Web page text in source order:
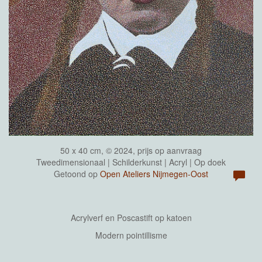
50 x 40 cm, © 2024, prijs op aanvraag
Tweedimensionaal | Schilderkunst | Acryl | Op doek
Getoond op Open Ateliers Nijmegen-Oost
Acrylverf en Poscastift op katoen
Modern pointillisme